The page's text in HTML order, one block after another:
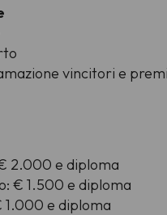
vincitori e
2.000 e diploma
€ 1.500 e diploma
1.000 e diploma